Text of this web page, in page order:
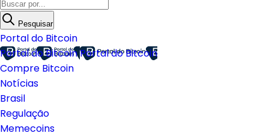
Pesquisar
Portal do Bitcoin
Portal do BitcoinPortal do Bitcoin
Compre Bitcoin
Notícias
Brasil
Regulação
Memecoins